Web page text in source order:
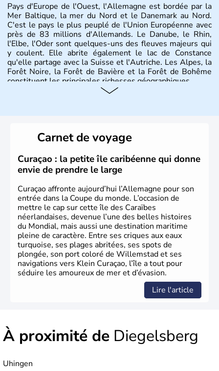
Pays d'Europe de l'Ouest, l'Allemagne est bordée par la
Mer Baltique, la mer du Nord et le Danemark au Nord.
C'est le pays le plus peuplé de l'Union Européenne avec
près de 83 millions d'Allemands. Le Danube, le Rhin,
l'Elbe, l'Oder sont quelques-uns des fleuves majeurs qui
y coulent. Elle abrite également le lac de Constance
qu'elle partage avec la Suisse et l'Autriche. Les Alpes, la
Forêt Noire, la Forêt de Bavière et la Forêt de Bohême
constituent les principales richesses géographiques.
lesquelles bénéficient d'une grande autonomie. Le pays
peut se targuer de grands noms qu'il a vu naître dans tous
les domaines, des arts à la politique en passant par la
philosophie. Hertz, Gutenberg, Heidegger, Thomas Mann,
Herman Hesse ou bien Hegel en font partie.
Carnet de voyage
Curaçao : la petite île caribéenne qui donne
envie de prendre le large
Curaçao affronte aujourd’hui l’Allemagne pour son
entrée dans la Coupe du monde. L’occasion de
mettre le cap sur cette île des Caraïbes
néerlandaises, devenue l’une des belles histoires
du Mondial, mais aussi une destination maritime
pleine de caractère. Entre ses criques aux eaux
turquoise, ses plages abritées, ses spots de
plongée, son port coloré de Willemstad et ses
navigations vers Klein Curaçao, l’île a tout pour
séduire les amoureux de mer et d’évasion.
Lire l'article
À proximité de Diegelsberg
Uhingen